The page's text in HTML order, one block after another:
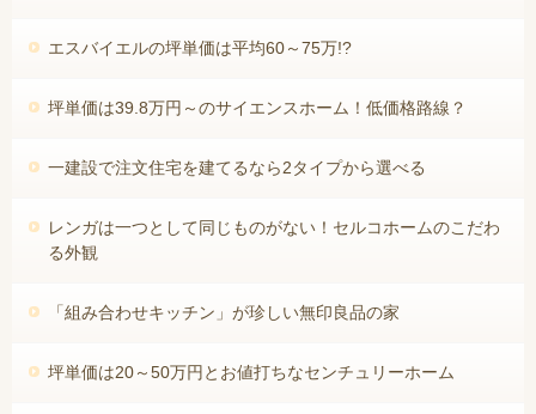
エスバイエルの坪単価は平均60～75万!?
坪単価は39.8万円～のサイエンスホーム！低価格路線？
一建設で注文住宅を建てるなら2タイプから選べる
レンガは一つとして同じものがない！セルコホームのこだわ
る外観
「組み合わせキッチン」が珍しい無印良品の家
坪単価は20～50万円とお値打ちなセンチュリーホーム